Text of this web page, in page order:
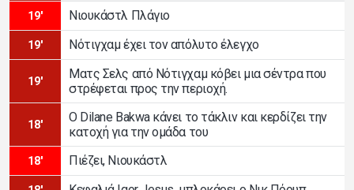
19' Νιουκάστλ Πλάγιο
19' Νότιγχαμ έχει τον απόλυτο έλεγχο
19'
Ματς Σελς από Νότιγχαμ κόβει μια σέντρα που
στρέφεται προς την περιοχή.
18'
Ο Dilane Bakwa κάνει το τάκλιν και κερδίζει την
κατοχή για την ομάδα του
18' Πιέζει, Νιουκάστλ